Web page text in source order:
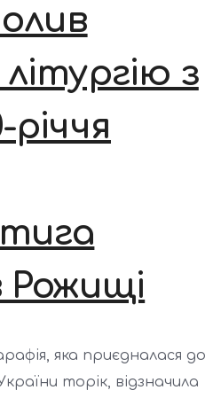
з
Рожищі
яка приєдналася до
торік, відзначила